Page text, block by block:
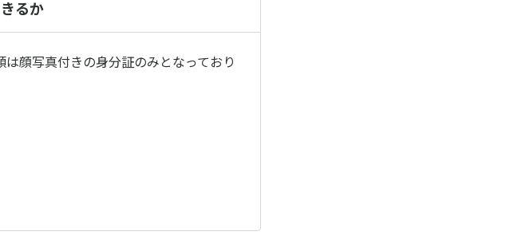
るか
顔写真付きの身分証のみとなっており